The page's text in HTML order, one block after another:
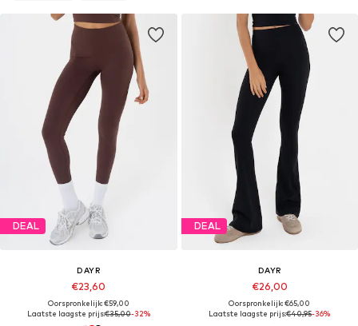
DEAL
DAYR
€23,60
Oorspronkelijk: €59,00
Laatste laagste prijs:€35,00-32%
DEAL
DAYR
€26,00
Oorspronkelijk: €65,00
Laatste laagste prijs:€40,95-36%